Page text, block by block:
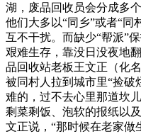
湖，废品回收员会分成多
他们大多以“同乡”或者“同
互不干扰。而缺少“帮派”
艰难生存，靠没日没夜地
品回收站老板王文正（化
被同村人拉到城市里“捡破
难的，过不去心里那道坎
剩菜剩饭、泡软的报纸以
文正说，“那时候在老家